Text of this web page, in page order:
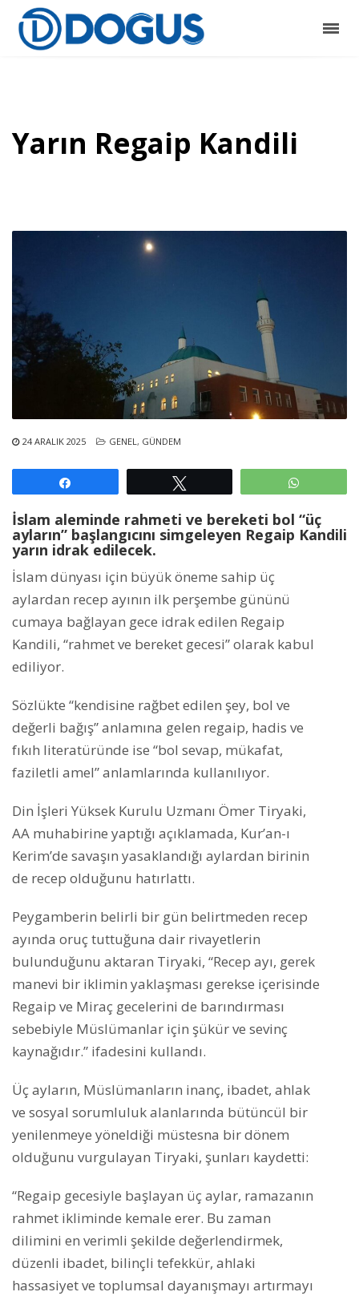
Yarın Regaip Kandili
24 ARALIK 2025 GENEL, GÜNDEM
İslam aleminde rahmeti ve bereketi bol “üç
ayların” başlangıcını simgeleyen Regaip Kandili
yarın idrak edilecek.
İslam dünyası için büyük öneme sahip üç
aylardan recep ayının ilk perşembe gününü
cumaya bağlayan gece idrak edilen Regaip
Kandili, “rahmet ve bereket gecesi” olarak kabul
ediliyor.
Sözlükte “kendisine rağbet edilen şey, bol ve
değerli bağış” anlamına gelen regaip, hadis ve
fıkıh literatüründe ise “bol sevap, mükafat,
faziletli amel” anlamlarında kullanılıyor.
Din İşleri Yüksek Kurulu Uzmanı Ömer Tiryaki,
AA muhabirine yaptığı açıklamada, Kur’an-ı
Kerim’de savaşın yasaklandığı aylardan birinin
de recep olduğunu hatırlattı.
Peygamberin belirli bir gün belirtmeden recep
ayında oruç tuttuğuna dair rivayetlerin
bulunduğunu aktaran Tiryaki, “Recep ayı, gerek
manevi bir iklimin yaklaşması gerekse içerisinde
Regaip ve Miraç gecelerini de barındırması
sebebiyle Müslümanlar için şükür ve sevinç
kaynağıdır.” ifadesini kullandı.
Üç ayların, Müslümanların inanç, ibadet, ahlak
ve sosyal sorumluluk alanlarında bütüncül bir
yenilenmeye yöneldiği müstesna bir dönem
olduğunu vurgulayan Tiryaki, şunları kaydetti:
“Regaip gecesiyle başlayan üç aylar, ramazanın
rahmet ikliminde kemale erer. Bu zaman
dilimini en verimli şekilde değerlendirmek,
düzenli ibadet, bilinçli tefekkür, ahlaki
hassasiyet ve toplumsal dayanışmayı artırmayı